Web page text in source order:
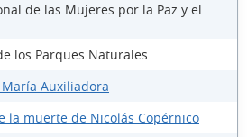
de las Mujeres por la Paz y el
los Parques Naturales
Auxiliadora
la muerte de Nicolás Copérnico